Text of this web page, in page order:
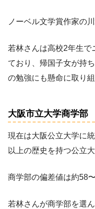
ノーベル文学賞作家の
若林さんは高校2年生で
ており、帰国子女が持
の勉強にも懸命に取り
大阪市立大学商学部
現在は大阪公立大学に
以上の歴史を持つ公立大
商学部の偏差値は約58
若林さんが商学部を選